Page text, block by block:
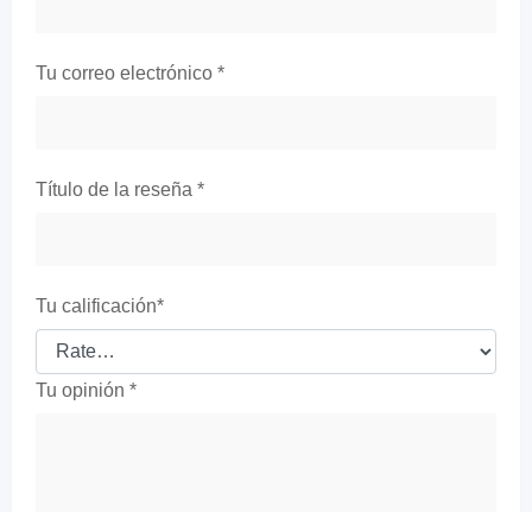
Tu correo electrónico *
Título de la reseña *
Tu calificación*
Tu opinión *